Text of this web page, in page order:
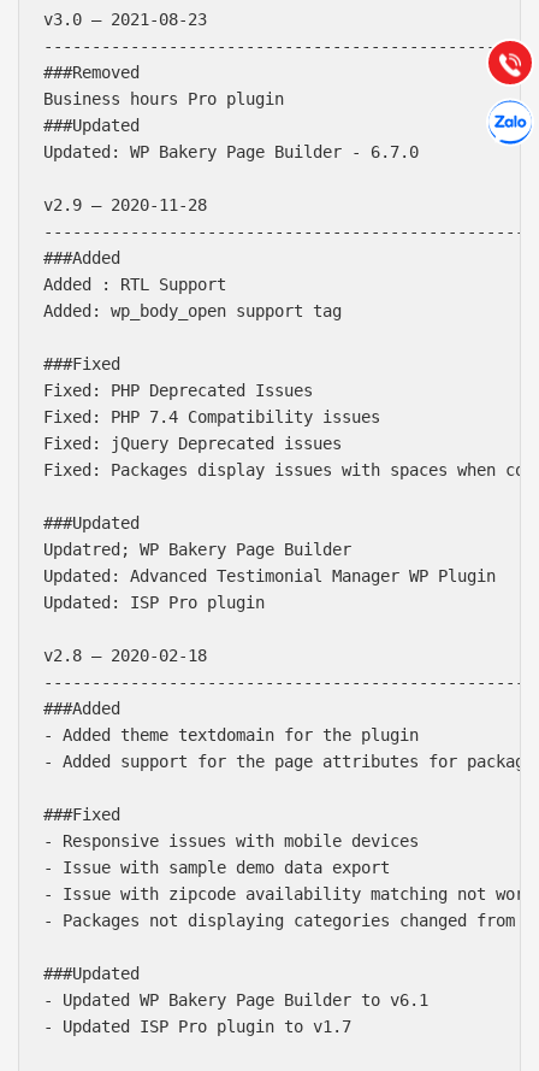
v3.0 – 2021-08-23
###Removed
Business hours Pro plugin
###Updated
Updated: WP Bakery Page Builder - 6.7.0
v2.9 – 2020-11-28
###Added
Added : RTL Support
Added: wp_body_open support tag
###Fixed
Fixed: PHP Deprecated Issues
Fixed: PHP 7.4 Compatibility issues
Fixed: jQuery Deprecated issues
Fixed: Packages display issues with spaces when
###Updated
Updatred; WP Bakery Page Builder
Updated: Advanced Testimonial Manager WP Plugin
Updated: ISP Pro plugin
v2.8 – 2020-02-18
###Added
- Added theme textdomain for the plugin
- Added support for the page attributes for
###Fixed
- Responsive issues with mobile devices
- Issue with sample demo data export
- Issue with zipcode availability matching not
- Packages not displaying categories changed
###Updated
- Updated WP Bakery Page Builder to v6.1
- Updated ISP Pro plugin to v1.7
Gọi
(028) 22.166.144
Chát
Tư vấn